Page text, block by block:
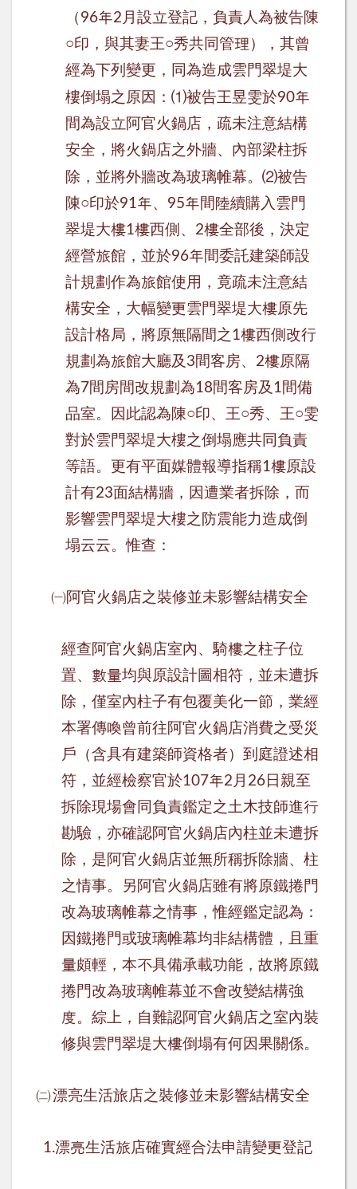
（ 96年2 月設立登記，負責人為被告陳
○印，與其妻王○秀共同管理），其曾
經為下列變更，同為造成雲門翠堤大
樓倒塌之原因：⑴被告王昱雯於90年
間為設立阿官火鍋店，疏未注意結構
安全，將火鍋店之外牆、內部梁柱拆
除，並將外牆改為玻璃帷幕。⑵被告
陳○印於91年、 95年間陸續購入雲門
翠堤大樓1樓西側、 2樓全部後，決定
經營旅館，並於96年間委託建築師設
計規劃作為旅館使用，竟疏未注意結
構安全，大幅變更雲門翠堤大樓原先
設計格局，將原無隔間之 1樓西側改行
規劃為旅館大廳及 3間客房、 2樓原隔
為7間房間改規劃為18間客房及 1間備
品室。因此認為陳○印、王○秀、王○雯
對於雲門翠堤大樓之倒塌應共同負責
等語。更有平面媒體報導指稱1樓原設
計有23面結構牆，因遭業者拆除，而
影響雲門翠堤大樓之防震能力造成倒
塌云云。惟查：
㈠阿官火鍋店之裝修並未影響結構安全
經查阿官火鍋店室內、騎樓之柱子位
置、數量均與原設計圖相符，並未遭拆
除，僅室內柱子有包覆美化一節，業經
本署傳喚曾前往阿官火鍋店消費之受災
戶（含具有建築師資格者）到庭證述相
符，並經檢察官於107年2 月 26日親至
拆除現場會同負責鑑定之土木技師進行
勘驗，亦確認阿官火鍋店內柱並未遭拆
除，是阿官火鍋店並無所稱拆除牆、柱
之情事。另阿官火鍋店雖有將原鐵捲門
改為玻璃帷幕之情事，惟經鑑定認為：
因鐵捲門或玻璃帷幕均非結構體，且重
量頗輕，本不具備承載功能，故將原鐵
捲門改為玻璃帷幕並不會改變結構強
度。綜上，自難認阿官火鍋店之室內裝
修與雲門翠堤大樓倒塌有何因果關係。
㈡漂亮生活旅店之裝修並未影響結構安全
1.漂亮生活旅店確實經合法申請變更登記